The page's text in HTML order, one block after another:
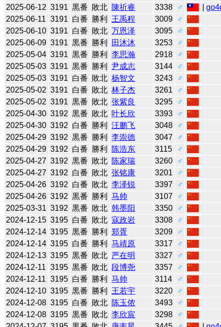
2025-06-12 3191 黒番 敗北 陳祈睿 3338 ♂ |
2025-06-11 3191 白番 勝利 王禹程 3009
♂
2025-06-10 3191 白番 敗北 万恩泽 3095
♂
2025-06-09 3191 黒番 勝利 田沐沐 3253
♂
2025-05-04 3191 黒番 勝利 李思瀚 2918
♂
2025-05-03 3191 黒番 勝利 尹成志 3144
♂
2025-05-03 3191 白番 敗北 杨智文 3243
♂
2025-05-02 3191 白番 敗北 林子杰 3261
♂
2025-05-02 3191 黒番 敗北 张紫良 3295
♂
2025-04-30 3192 黒番 敗北 叶长欣 3393
♂
2025-04-30 3192 白番 勝利 汪鹏飞 3048
♂
2025-04-29 3192 黒番 勝利 李崇德 3047
♂
2025-04-29 3192 白番 勝利 陈浩东 3115
♂
2025-04-27 3192 黒番 敗北 陈家瑞 3260
♂
2025-04-27 3192 白番 敗北 张铭康 3201
♂
2025-04-26 3192 白番 敗北 李泽锐 3397
♂
2025-04-26 3192 黒番 勝利 马帅 3107
♂
2025-03-31 3192 黒番 敗北 韩墨阳 3350
♂
2024-12-15 3195 白番 敗北 寇政岩 3308
♂
2024-12-14 3195 黒番 勝利 郑胥 3209
♂
2024-12-14 3195 白番 勝利 马靖原 3317
♂
2024-12-13 3195 黒番 敗北 严在明 3327
♂
2024-12-11 3195 黒番 敗北 段博尧 3357
♂
2024-12-11 3195 白番 勝利 马帅 3114
♂
2024-12-10 3195 黒番 勝利 王若宇 3220
♂
2024-12-08 3195 白番 敗北 陈玉侬 3493
♂
2024-12-08 3195 黒番 敗北 李欣宸 3298
♂